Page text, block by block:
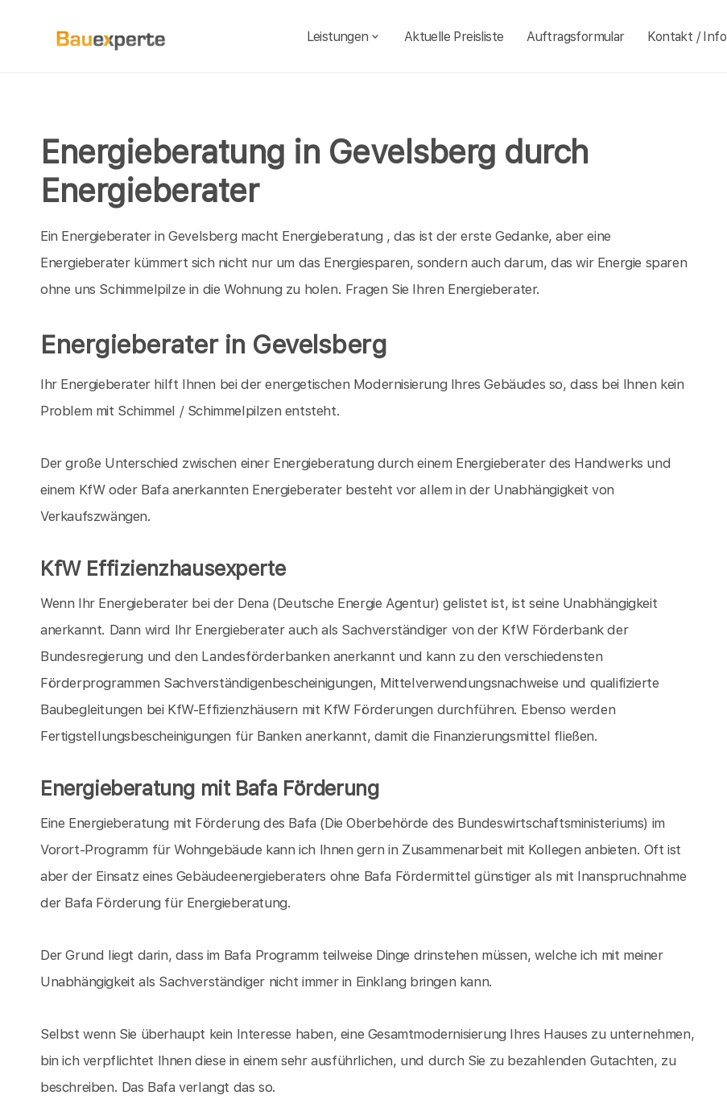
Leistungen Aktuelle Preisliste Auftragsformular Kontakt / Info
Energieberatung in Gevelsberg durch
Energieberater
Ein Energieberater in Gevelsberg macht Energieberatung , das ist der erste Gedanke, aber eine
Energieberater kümmert sich nicht nur um das Energiesparen, sondern auch darum, das wir Energie sparen
ohne uns Schimmelpilze in die Wohnung zu holen. Fragen Sie Ihren Energieberater.
Energieberater in Gevelsberg
Ihr Energieberater hilft Ihnen bei der energetischen Modernisierung Ihres Gebäudes so, dass bei Ihnen kein
Problem mit Schimmel / Schimmelpilzen entsteht.
Der große Unterschied zwischen einer Energieberatung durch einem Energieberater des Handwerks und
einem KfW oder Bafa anerkannten Energieberater besteht vor allem in der Unabhängigkeit von
Verkaufszwängen.
KfW Effizienzhausexperte
Wenn Ihr Energieberater bei der Dena (Deutsche Energie Agentur) gelistet ist, ist seine Unabhängigkeit
anerkannt. Dann wird Ihr Energieberater auch als Sachverständiger von der KfW Förderbank der
Bundesregierung und den Landesförderbanken anerkannt und kann zu den verschiedensten
Förderprogrammen Sachverständigenbescheinigungen, Mittelverwendungsnachweise und qualifizierte
Baubegleitungen bei KfW-Effizienzhäusern mit KfW Förderungen durchführen. Ebenso werden
Fertigstellungsbescheinigungen für Banken anerkannt, damit die Finanzierungsmittel fließen.
Energieberatung mit Bafa Förderung
Eine Energieberatung mit Förderung des Bafa (Die Oberbehörde des Bundeswirtschaftsministeriums) im
Vorort-Programm für Wohngebäude kann ich Ihnen gern in Zusammenarbeit mit Kollegen anbieten. Oft ist
aber der Einsatz eines Gebäudeenergieberaters ohne Bafa Fördermittel günstiger als mit Inanspruchnahme
der Bafa Förderung für Energieberatung.
Der Grund liegt darin, dass im Bafa Programm teilweise Dinge drinstehen müssen, welche ich mit meiner
Unabhängigkeit als Sachverständiger nicht immer in Einklang bringen kann.
Selbst wenn Sie überhaupt kein Interesse haben, eine Gesamtmodernisierung Ihres Hauses zu unternehmen,
bin ich verpflichtet Ihnen diese in einem sehr ausführlichen, und durch Sie zu bezahlenden Gutachten, zu
beschreiben. Das Bafa verlangt das so.